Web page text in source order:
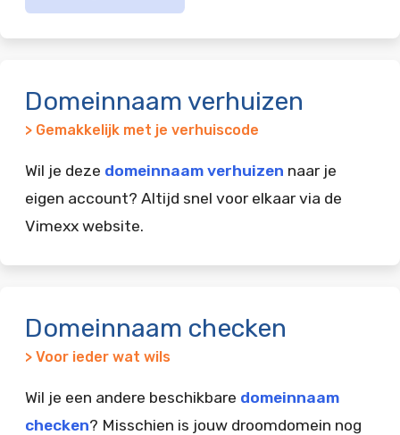
Domeinnaam verhuizen
> Gemakkelijk met je verhuiscode
Wil je deze domeinnaam verhuizen naar je
eigen account? Altijd snel voor elkaar via de
Vimexx website.
Domeinnaam checken
> Voor ieder wat wils
Wil je een andere beschikbare domeinnaam
checken? Misschien is jouw droomdomein nog